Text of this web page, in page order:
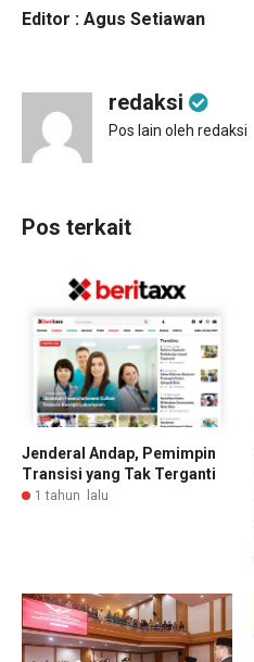
Editor : Agus Setiawan
redaksi
Pos lain oleh redaksi
Pos terkait
Jenderal Andap, Pemimpin
Transisi yang Tak Terganti
1 tahun lalu